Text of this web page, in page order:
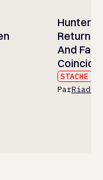
Hunter
And
STACHE
ParRiad